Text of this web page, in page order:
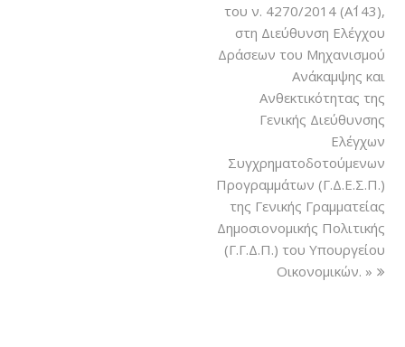
του ν. 4270/2014 (Α΄143),
στη Διεύθυνση Ελέγχου
Δράσεων του Μηχανισμού
Ανάκαμψης και
Ανθεκτικότητας της
Γενικής Διεύθυνσης
Ελέγχων
Συγχρηματοδοτούμενων
Προγραμμάτων (Γ.Δ.Ε.Σ.Π.)
της Γενικής Γραμματείας
Δημοσιονομικής Πολιτικής
(Γ.Γ.Δ.Π.) του Υπουργείου
Οικονομικών. »